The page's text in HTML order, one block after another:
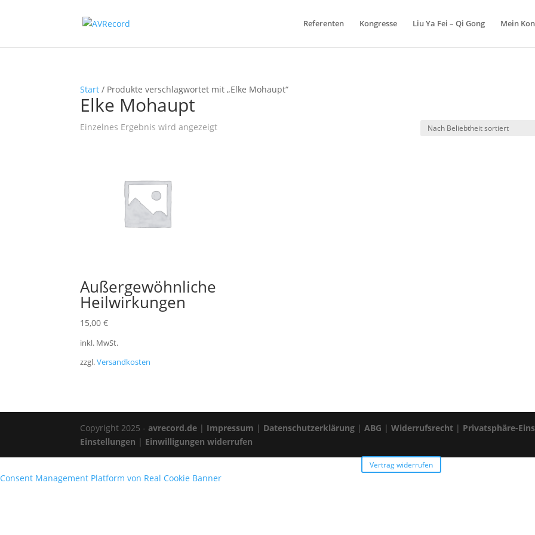
Referenten Kongresse Liu Ya Fei – Qi Gong Mein
Start / Produkte verschlagwortet mit „Elke Mohaupt“
Elke Mohaupt
Einzelnes Ergebnis wird angezeigt
Außergewöhnliche
Heilwirkungen
15,00€
inkl. MwSt.
zzgl.Versandkosten
Copyright 2025 -avrecord.de | Impressum | Datenschutzerklärung |ABG |Widerrufsrecht | Privatsphäre-
Einstellungen | Einwilligungen widerrufen
Vertrag widerrufen
Consent Management Platform von Real Cookie Banner